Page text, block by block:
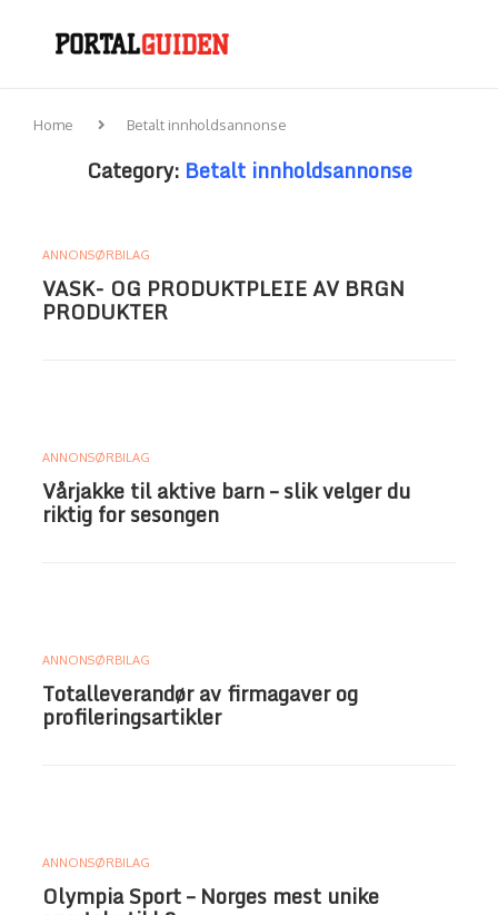
Home Betalt innholdsannonse
Category: Betalt innholdsannonse
ANNONSØRBILAG
VASK- OG PRODUKTPLEIE AV BRGN
PRODUKTER
ANNONSØRBILAG
Vårjakke til aktive barn – slik velger du
riktig for sesongen
ANNONSØRBILAG
Totalleverandør av firmagaver og
profileringsartikler
ANNONSØRBILAG
Olympia Sport – Norges mest unike